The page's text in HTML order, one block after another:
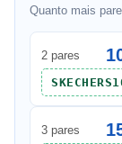
Quanto mais
2 pares
3 pares